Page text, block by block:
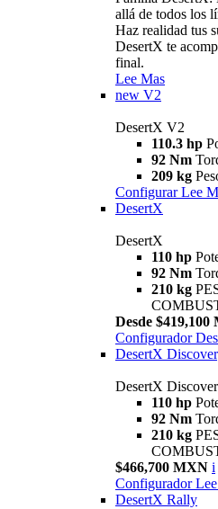
allá de todos los
Haz realidad tus
DesertX te
final.
Lee Mas
new V2
DesertX V2
110.3 hp
92 Nm
209 kg
Configurar Lee
DesertX
DesertX
110 hp
92 Nm
210 kg
Desde $419,100
Configurador
DesertX
DesertX
110 hp
92 Nm
210 kg
$466,700 MXN i
Configurador
DesertX Rally